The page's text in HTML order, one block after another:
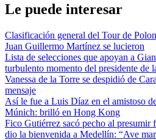
Le puede interesar
Clasificación general del Tour de
Juan Guillermo Martínez se lucieron
Lista de selecciones que apoyan a
turbulento momento del presidente de
Vanessa de la Torre se despidió de
mensaje
Así le fue a Luis Díaz en el amistoso
Múnich: brilló en Hong Kong
Fico Gutiérrez sacó pecho al presumir
dio la bienvenida a Medellín: “Ave